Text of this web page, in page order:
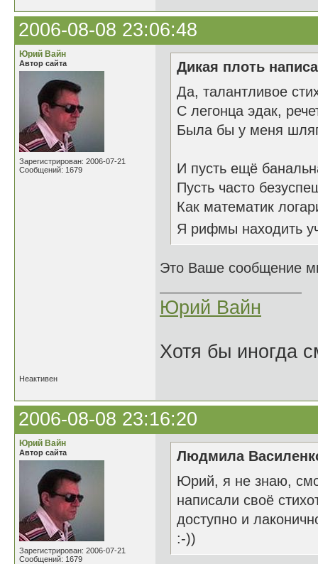
2006-08-08 23:06:48
Юрий Вайн
Автор сайта
Зарегистрирован: 2006-07-21
Сообщений: 1679
Дикая плоть
Да, талантливое
С легонца эдак,
Была бы у меня
И пусть ещё
Пусть часто
Как математик
Я рифмы
Это Ваше сообщение
Юрий Вайн
Хотя бы иногда
Неактивен
2006-08-08 23:16:20
Юрий Вайн
Автор сайта
Зарегистрирован: 2006-07-21
Сообщений: 1679
Людмила
Юрий, я не знаю,
написали своё
доступно и
:-))